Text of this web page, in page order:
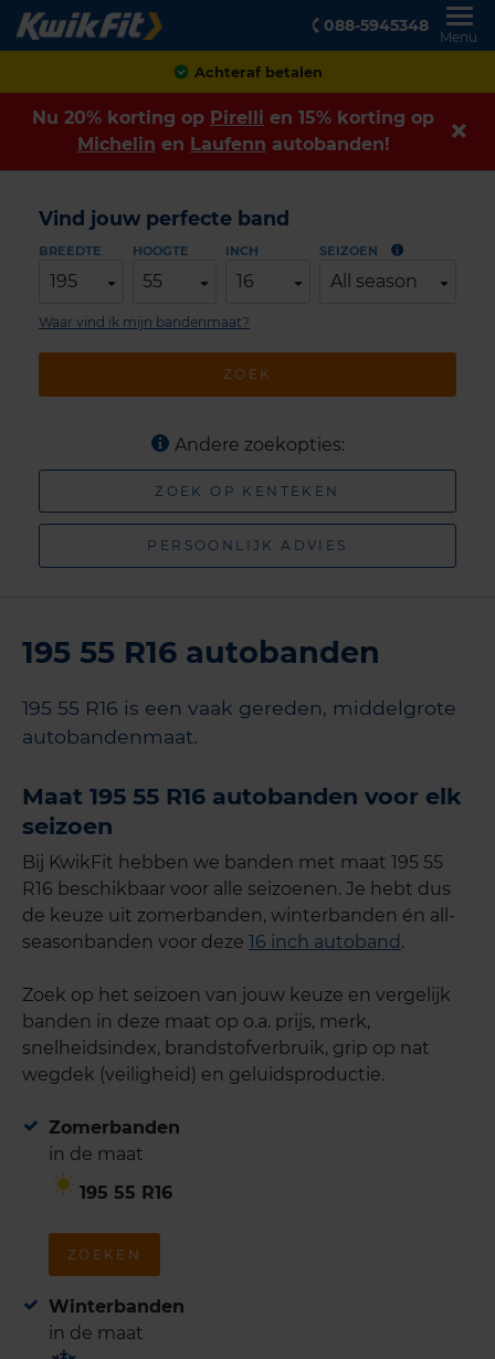
088-5945348
Menu
Achteraf betalen
Nu 20% korting op Pirelli en 15% korting op
Michelin en Laufenn autobanden!
Vind jouw perfecte band
BREEDTE
195
HOOGTE
55
INCH
16
SEIZOEN
All season
ZOEK
Waar vind ik mijn bandenmaat?
Andere zoekopties:
ZOEK OP KENTEKEN
PERSOONLIJK ADVIES
195 55 R16 autobanden
195 55 R16 is een vaak gereden, middelgrote
autobandenmaat.
Maat 195 55 R16 autobanden voor elk
seizoen
Bij KwikFit hebben we banden met maat 195 55
R16 beschikbaar voor alle seizoenen. Je hebt dus
de keuze uit zomerbanden, winterbanden én all-
seasonbanden voor deze 16 inch autoband .
Zoek op het seizoen van jouw keuze en vergelijk
banden in deze maat op o.a. prijs, merk,
snelheidsindex, brandstofverbruik, grip op nat
wegdek (veiligheid) en geluidsproductie.
Zomerbanden
in de maat
195 55 R16
ZOEKEN
Winterbanden
in de maat